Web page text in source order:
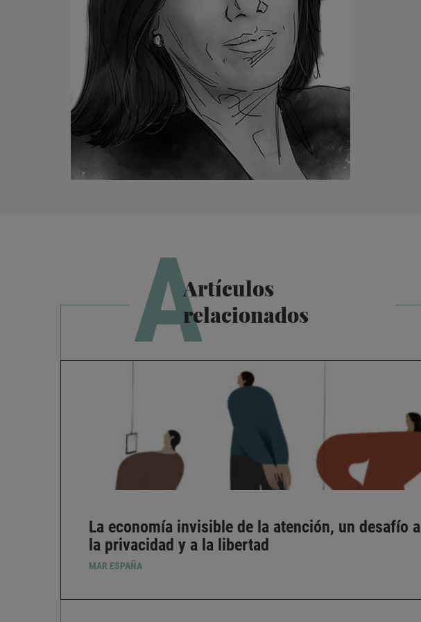
AArtículos
relacionados
La economía invisible de la atención, un desafío a
la privacidad y a la libertad
MAR ESPAÑA